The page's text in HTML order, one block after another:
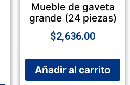
Mueble de gaveta
grande (24 piezas)
$2,636.00
Añadir al carrito